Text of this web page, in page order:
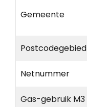
Gemeente
Postcodegebied
Netnummer
Gas-gebruik M3